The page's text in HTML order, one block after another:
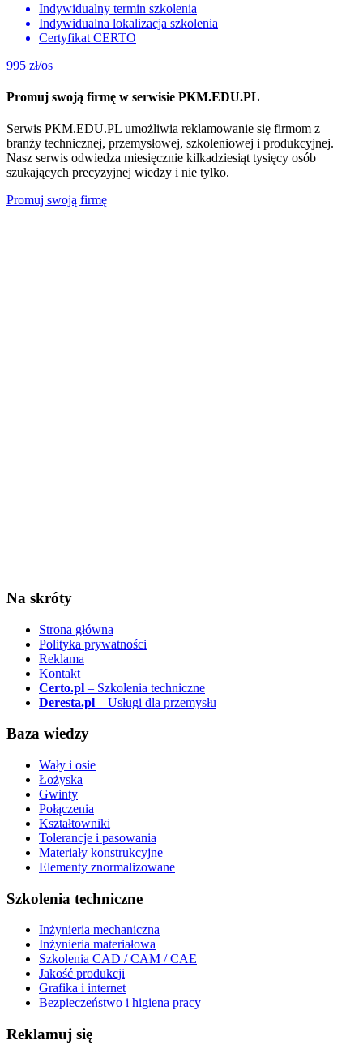
Indywidualny termin szkolenia
Indywidualna lokalizacja szkolenia
Certyfikat CERTO
995 zł/os
Promuj swoją firmę w serwisie PKM.EDU.PL
Serwis PKM.EDU.PL umożliwia reklamowanie się firmom z
branży technicznej, przemysłowej, szkoleniowej i produkcyjnej.
Nasz serwis odwiedza miesięcznie kilkadziesiąt tysięcy osób
szukających precyzyjnej wiedzy i nie tylko.
Promuj swoją firmę
Na skróty
Strona główna
Polityka prywatności
Reklama
Kontakt
Certo.pl – Szkolenia techniczne
Deresta.pl – Usługi dla przemysłu
Baza wiedzy
Wały i osie
Łożyska
Gwinty
Połączenia
Kształtowniki
Tolerancje i pasowania
Materiały konstrukcyjne
Elementy znormalizowane
Szkolenia techniczne
Inżynieria mechaniczna
Inżynieria materiałowa
Szkolenia CAD / CAM / CAE
Jakość produkcji
Grafika i internet
Bezpieczeństwo i higiena pracy
Reklamuj się